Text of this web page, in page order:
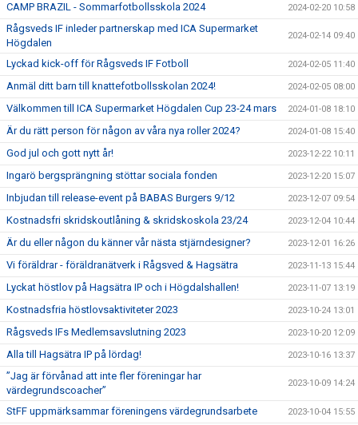
CAMP BRAZIL - Sommarfotbollsskola 2024 2024-02-20 10:58
Rågsveds IF inleder partnerskap med ICA Supermarket
Högdalen
2024-02-14 09:40
Lyckad kick-off för Rågsveds IF Fotboll 2024-02-05 11:40
Anmäl ditt barn till knattefotbollsskolan 2024! 2024-02-05 08:00
Välkommen till ICA Supermarket Högdalen Cup 23-24 mars 2024-01-08 18:10
Är du rätt person för någon av våra nya roller 2024? 2024-01-08 15:40
God jul och gott nytt år! 2023-12-22 10:11
Ingarö bergsprängning stöttar sociala fonden 2023-12-20 15:07
Inbjudan till release-event på BABAS Burgers 9/12 2023-12-07 09:54
Kostnadsfri skridskoutlåning & skridskoskola 23/24 2023-12-04 10:44
Är du eller någon du känner vår nästa stjärndesigner? 2023-12-01 16:26
Vi föräldrar - föräldranätverk i Rågsved & Hagsätra 2023-11-13 15:44
Lyckat höstlov på Hagsätra IP och i Högdalshallen! 2023-11-07 13:19
Kostnadsfria höstlovsaktiviteter 2023 2023-10-24 13:01
Rågsveds IFs Medlemsavslutning 2023 2023-10-20 12:09
Alla till Hagsätra IP på lördag! 2023-10-16 13:37
”Jag är förvånad att inte fler föreningar har
värdegrundscoacher”
2023-10-09 14:24
StFF uppmärksammar föreningens värdegrundsarbete 2023-10-04 15:55